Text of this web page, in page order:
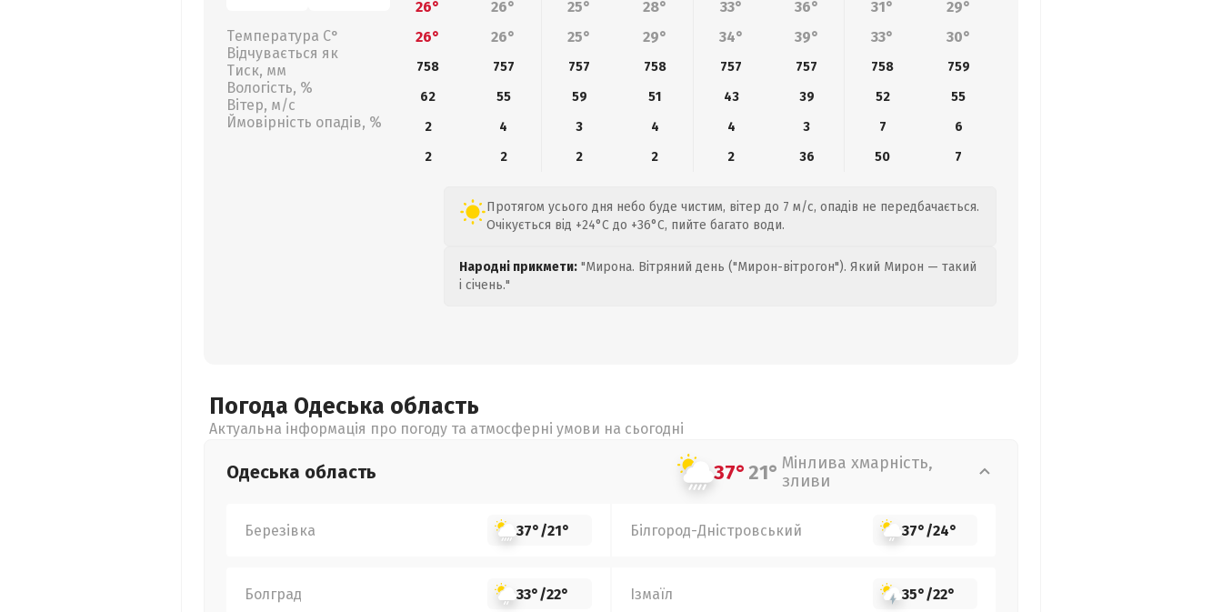
Температура С°
Відчувається як
Тиск, мм
Вологість, %
Вітер, м/с
Ймовірність опадів, %
26° 26° 25° 28° 33° 36° 31°
29°
26°
26° 25° 29° 34° 39° 33° 30°
758 757 757 758 757 757 758
759
62
55 59 51 43 39 52
55
2
4 3 4 4 3 7
6
2
2 2 2 2 36 50 7
Протягом усього дня небо буде чистим, вітер до 7 м/с, опадів не передбачається.
Очікується від +24°C до +36°C, пийте багато води.
Народні прикмети: "Мирона. Вітряний день ("Мирон-вітрогон"). Який Мирон — такий
і січень."
Погода Одеська область
Актуальна інформація про погоду та атмосферні умови на сьогодні
Одеська область 37°21° Мінлива хмарність,
зливи
Березівка 37°/21° Білгород-Дністровський 37°/24°
Болград 33°/22° Ізмаїл 35°/22°